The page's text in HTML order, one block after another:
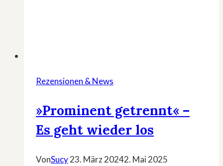
Rezensionen & News
»Prominent getrennt« –
Es geht wieder los
VonSucy23. März 20242. Mai 2025